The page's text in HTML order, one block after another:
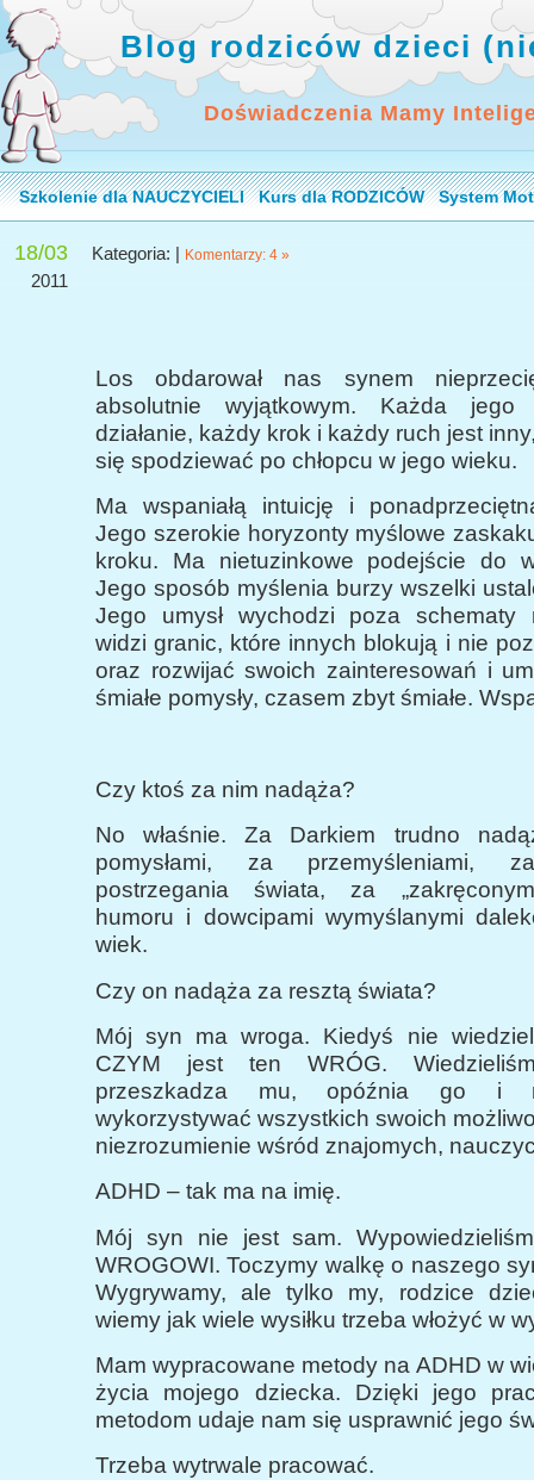
Blog rodziców dzieci
Doświadczenia Mamy
Szkolenie dla NAUCZYCIELI Kurs dla RODZICÓW System
18/03
2011
Kategoria: | Komentarzy: 4 »
Los obdarował nas synem
absolutnie wyjątkowym. Każda
działanie, każdy krok i każdy ruch jest
się spodziewać po chłopcu w jego wieku.
Ma wspaniałą intuicję i
Jego szerokie horyzonty myślowe
kroku. Ma nietuzinkowe podejście do
Jego sposób myślenia burzy wszelki
Jego umysł wychodzi poza schematy
widzi granic, które innych blokują i nie
oraz rozwijać swoich zainteresowań i
śmiałe pomysły, czasem zbyt śmiałe.
Czy ktoś za nim nadąża?
No właśnie. Za Darkiem trudno
pomysłami, za przemyśleniami,
postrzegania świata, za
humoru i dowcipami wymyślanymi
wiek.
Czy on nadąża za resztą świata?
Mój syn ma wroga. Kiedyś nie
CZYM jest ten WRÓG.
przeszkadza mu, opóźnia go i
wykorzystywać wszystkich swoich
niezrozumienie wśród znajomych,
ADHD – tak ma na imię.
Mój syn nie jest sam.
WROGOWI. Toczymy walkę o naszego
Wygrywamy, ale tylko my, rodzice
wiemy jak wiele wysiłku trzeba włożyć w
Mam wypracowane metody na ADHD w
życia mojego dziecka. Dzięki jego
metodom udaje nam się usprawnić jego
Trzeba wytrwale pracować.